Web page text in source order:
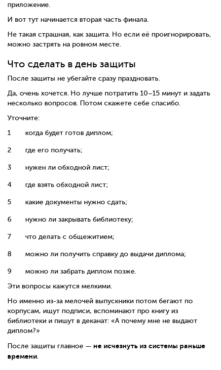
приложение.
И вот тут начинается вторая часть финала.
Не такая страшная, как защита. Но если её проигнорировать,
можно застрять на ровном месте.
Что сделать в день защиты
После защиты не убегайте сразу праздновать.
Да, очень хочется. Но лучше потратить 10–15 минут и задать
несколько вопросов. Потом скажете себе спасибо.
Уточните:
когда будет готов диплом;
где его получать;
нужен ли обходной лист;
где взять обходной лист;
какие документы нужно сдать;
нужно ли закрывать библиотеку;
что делать с общежитием;
можно ли получить справку до выдачи диплома;
можно ли забрать диплом позже.
Эти вопросы кажутся мелкими.
Но именно из-за мелочей выпускники потом бегают по
корпусам, ищут подписи, вспоминают про книгу из
библиотеки и пишут в деканат: «А почему мне не выдают
диплом?»
После защиты главное — не исчезнуть из системы раньше
времени.